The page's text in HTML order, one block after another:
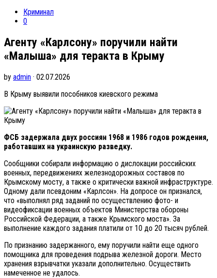
Криминал
0
Агенту «Карлсону» поручили найти
«Малыша» для теракта в Крыму
by admin · 02.07.2026
В Крыму выявили пособников киевского режима
ФСБ задержала двух россиян 1968 и 1986 годов рождения,
работавших на украинскую разведку.
Сообщники собирали информацию о дислокации российских
военных, передвижениях железнодорожных составов по
Крымскому мосту, а также о критически важной инфраструктуре.
Одному дали псевдоним «Карлсон». На допросе он признался,
что «выполнял ряд заданий по осуществлению фото- и
видеофиксации военных объектов Министерства обороны
Российской Федерации, а также Крымского моста». За
выполнение каждого задания платили от 10 до 20 тысяч рублей.
По признанию задержанного, ему поручили найти еще одного
помощника для проведения подрыва железной дороги. Место
хранения взрывчатки указали дополнительно. Осуществить
намеченное не удалось.